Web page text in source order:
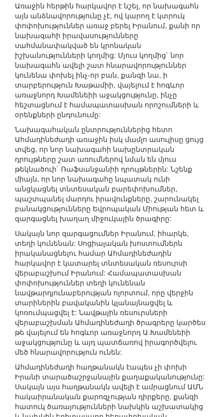
Առաջին հերթին հարկավոր է նշել, որ նախագահն
այն անձնավորությունը չէ, ով կարող է կտրուկ
փոփոխություններ առաջ բերել Իրանում, քանի որ
նախագահի իրավասությունները
սահմանափակված են կրոնական
իշխանությունների կողմից: Մյուս կողմից` նոր
նախագահն ավելի շատ հնարավորություններ
կունենա փոխել ինչ-որ բան, քանզի նա, ի
տարբերություն Խաթամիի, վայելում է հոգևոր
առաջնորդ Խամենեիի աջակցությունը, ինչը
հեշտացնում է համապատասխան որոշումների և
օրենքների ընդունումը:
Նախագահական ընտրություններից հետո
Ահմադինեժադի առաջին իսկ մամլո ասուլիսը ցույց
տվեց, որ նոր նախագահի նախընտրական
դրույթները շատ առումներով նման են մյուս
թեկնածուի` Ռաֆսանջանիի դրույթներին: Նշենք
միայն, որ նոր նախագահը նպատակ ունի
անցկացնել տնտեսական բարեփոխումներ,
պաշտպանել մարդու իրավունքները, շարունակել
բանակցությունները Եվրոպական Միության հետ և
զարգացնել խաղաղ միջուկային ծրագիրը:
Սակայն նոր զարգացումներ Իրանում, իհարկե,
տեղի կունենան: Սոցիալական խոստումներն
իրականացնելու համար Ահմադինեժադին
հարկավոր է կատարել տնտեսական ռեսուրսի
վերաբաշխում Իրանում: Համապատասխան
փոփոխություններ տեղի կունենան
նավթարդյունաբերության ոլորտում, որը վերջին
տարիներին բավականին կլանայնացվել և
կոռումպացվել է: Նավթային ռեսուրսների
վերաբաշխման Ահմադինեժադի ծրագրերը կարծես
թե վայելում են հոգևոր առաջնորդ Ա.Խամենեիի
աջակցությունը և այդ պատճառով իրագործվելու
մեծ հնարավորություն ունեն:
Ահմադինեժադի հաղթանակն էապես չի փոխի
Իրանի տարածաշրջանային քաղաքականությունը:
Սակայն այս հաղթանակն ավելի է ամրացնում ԱՄՆ
հակաիրանական քարոզչության դիրքերը, քանզի
հատուկ ծառայությունների նախկին աշխատակից